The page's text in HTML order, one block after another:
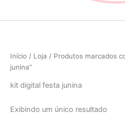
Início / Loja / Produtos marcados
junina”
kit digital festa junina
Exibindo um único resultado